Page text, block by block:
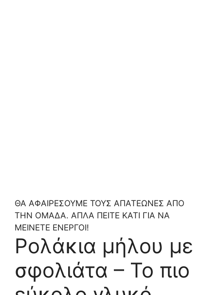
ΘΑ ΑΦΑΙΡΕΣΟΥΜΕ ΤΟΥΣ ΑΠΑΤΕΩΝΕΣ ΑΠΟ
ΤΗΝ ΟΜΑΔΑ. ΑΠΛΑ ΠΕΙΤΕ ΚΑΤΙ ΓΙΑ ΝΑ
ΜΕΙΝΕΤΕ ΕΝΕΡΓΟΙ!
Ρολάκια μήλου με
σφολιάτα – Το πιο